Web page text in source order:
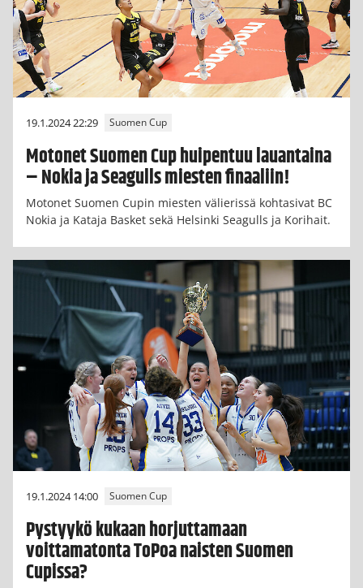
19.1.2024 22:29 Suomen Cup
Motonet Suomen Cup huipentuu lauantaina
– Nokia ja Seagulls miesten finaaliin!
Motonet Suomen Cupin miesten välierissä kohtasivat BC
Nokia ja Kataja Basket sekä Helsinki Seagulls ja Korihait.
19.1.2024 14:00 Suomen Cup
Pystyykö kukaan horjuttamaan
voittamatonta ToPoa naisten Suomen
Cupissa?